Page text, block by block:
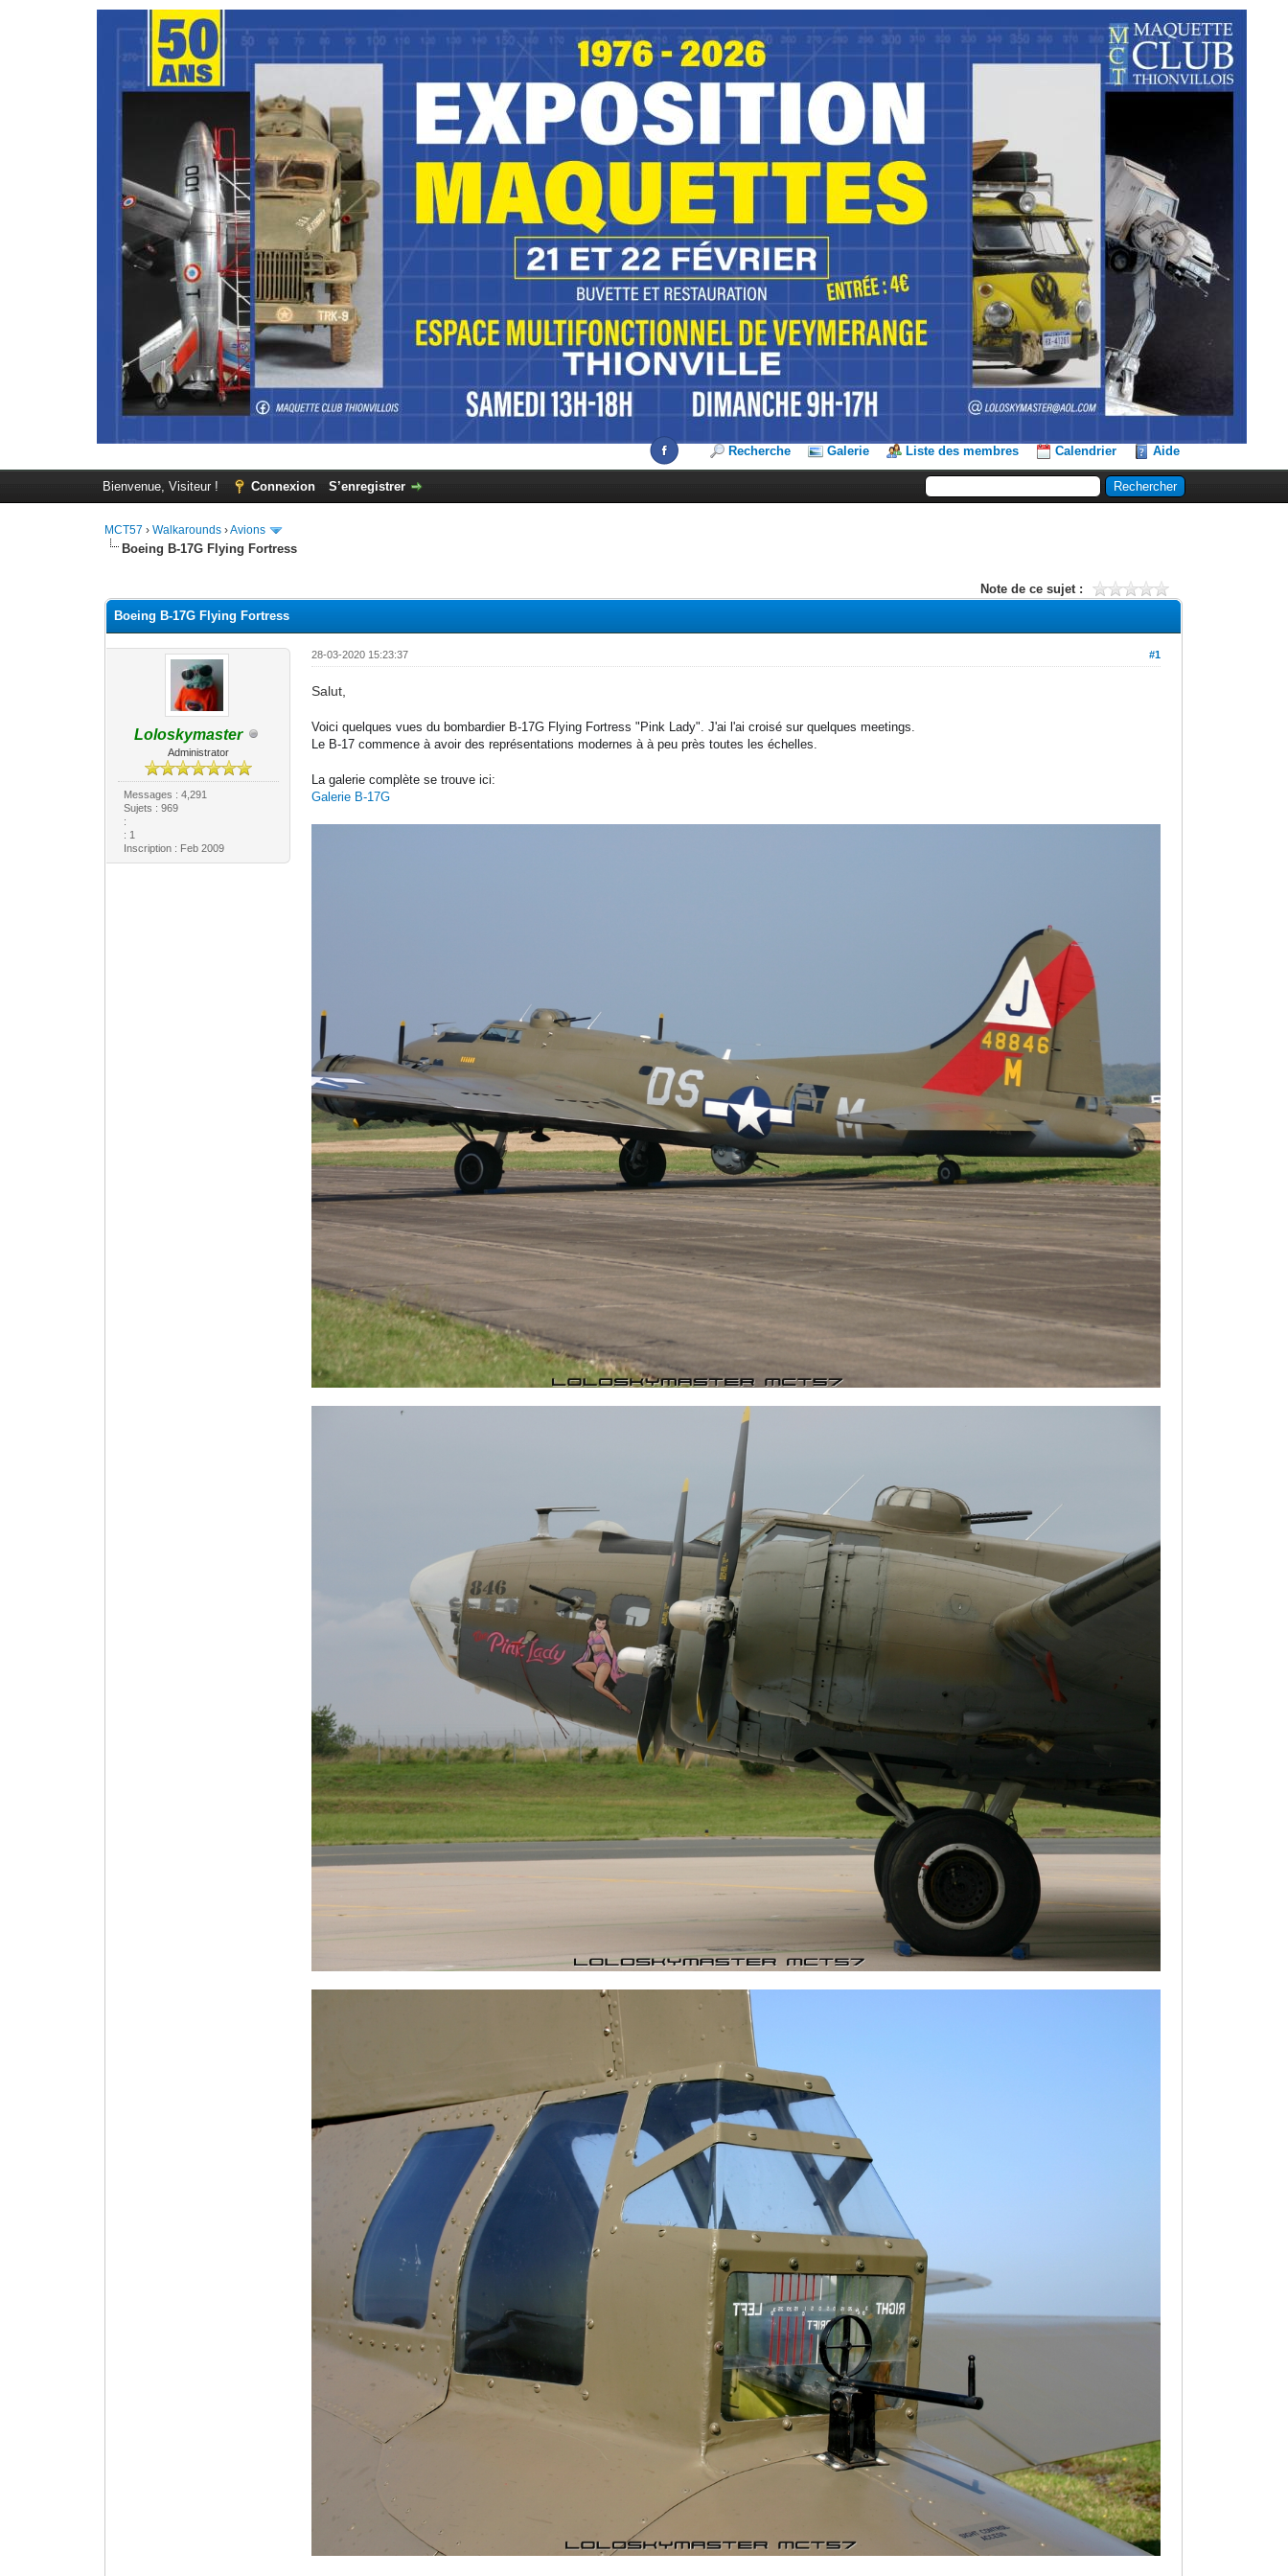
Recherche Galerie Liste des membres Calendrier Aide
Bienvenue, Visiteur ! Connexion S’enregistrer
MCT57 ›Walkarounds ›Avions
Boeing B-17G Flying Fortress
Note de ce sujet :
Boeing B-17G Flying Fortress
Loloskymaster
Administrator
Messages : 4,291
Sujets : 969
:
: 1
Inscription : Feb 2009
#1
28-03-2020 15:23:37
Salut,
Voici quelques vues du bombardier B-17G Flying Fortress "Pink Lady". J'ai l'ai croisé sur quelques meetings.
Le B-17 commence à avoir des représentations modernes à à peu près toutes les échelles.
La galerie complète se trouve ici:
Galerie B-17G